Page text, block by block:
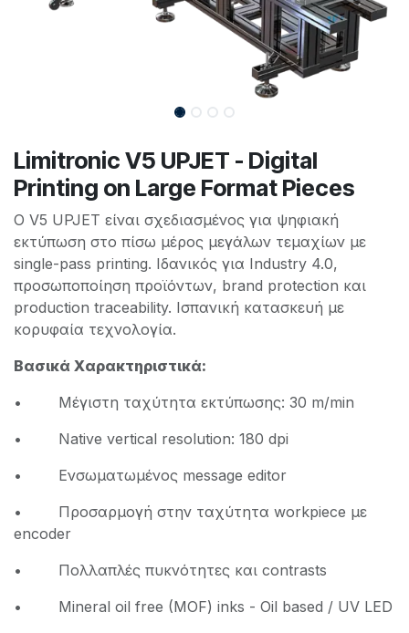
Limitronic V5 UPJET - Digital
Printing on Large Format Pieces
Ο V5 UPJET είναι σχεδιασμένος για ψηφιακή
εκτύπωση στο πίσω μέρος μεγάλων τεμαχίων με
single-pass printing. Ιδανικός για Industry 4.0,
προσωποποίηση προϊόντων, brand protection και
production traceability. Ισπανική κατασκευή με
κορυφαία τεχνολογία.
Βασικά Χαρακτηριστικά:
• Μέγιστη ταχύτητα εκτύπωσης: 30 m/min
• Native vertical resolution: 180 dpi
• Ενσωματωμένος message editor
• Προσαρμογή στην ταχύτητα workpiece με
encoder
• Πολλαπλές πυκνότητες και contrasts
• Mineral oil free (MOF) inks - Oil based / UV LED